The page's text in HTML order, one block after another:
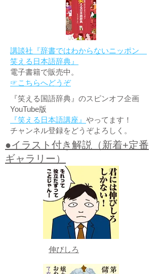
講談社『辞書ではわからないニッポン
笑える日本語辞典』
電子書籍で販売中。
☞こちらへどうぞ
『笑える国語辞典』のスピンオフ企画
YouTube版
『笑える日本語講座』 やってます！
チャンネル登録をどうぞよろしく。
●イラスト付き解説（新着+定番
ギャラリー）
伸びしろ